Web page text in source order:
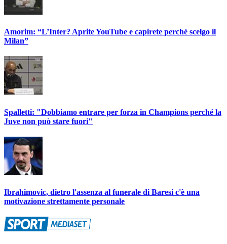
Amorim: “L’Inter? Aprite YouTube e capirete perché scelgo il
Milan”
Spalletti: "Dobbiamo entrare per forza in Champions perché la
Juve non può stare fuori"
Ibrahimovic, dietro l'assenza al funerale di Baresi c'è una
motivazione strettamente personale